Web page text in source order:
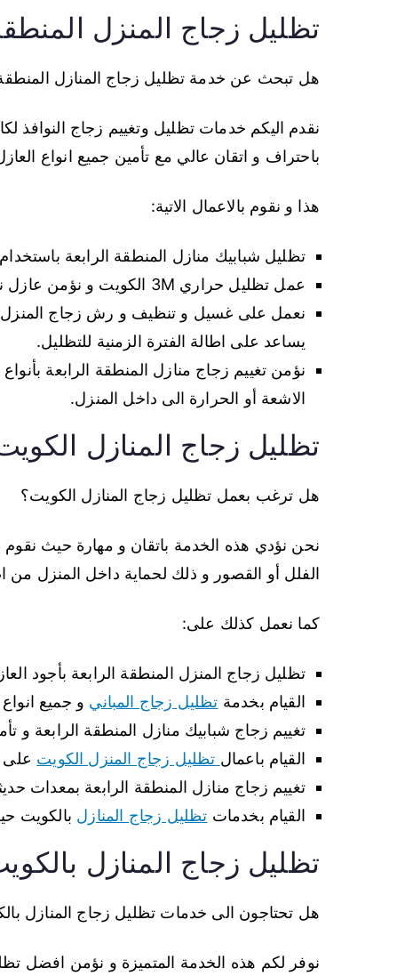
تظليل زجاج المنزل
هل تبحث عن خدمة تظليل زجاج المنازل المنطقة
نقدم اليكم خدمات تظليل وتغييم زجاج النوافذ
باحتراف و اتقان عالي مع تأمين جميع انواع
هذا و نقوم بالاعمال الاتية:
تظليل شبابيك منازل المنطقة الرابعة
عمل تظليل حراري 3M الكويت و نؤمن عازل نانو سيراميك من كل نوعيات و بسعر مميز.
نعمل على غسيل و تنظيف و رش زجاج المنزل
يساعد على اطالة الفترة الزمنية للتظليل.
نؤمن تغييم زجاج منازل المنطقة الرابعة
الاشعة أو الحرارة الى داخل المنزل.
تظليل زجاج المنازل
هل ترغب بعمل تظليل زجاج المنازل الكويت؟
نحن نؤدي هذه الخدمة باتقان و مهارة حيث نقوم
الفلل أو القصور و ذلك لحماية داخل المنزل من
كما نعمل كذلك على:
تظليل زجاج المنزل المنطقة الرابعة بأجود
القيام بخدمة تظليل زجاج المباني و جميع
تغييم زجاج شبابيك منازل المنطقة الرابعة
القيام باعمال تظليل زجاج المنزل الكويت على
تغييم زجاج منازل المنطقة الرابعة بمعدات
القيام بخدمات تظليل زجاج المنازل بالكويت
تظليل زجاج المنازل
هل تحتاجون الى خدمات تظليل زجاج المنازل
نوفر لكم هذه الخدمة المتميزة و نؤمن افضل